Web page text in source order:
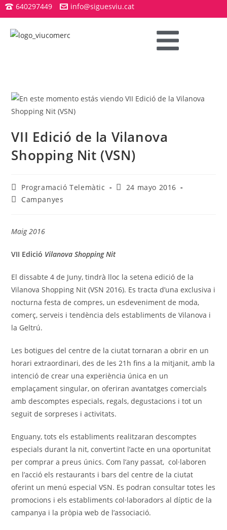
640297449 info@siguesviu.cat
VII Edició de la Vilanova
Shopping Nit (VSN)
Programació Telemàtic
24 mayo 2016
Campanyes
Maig 2016
VII Edició Vilanova Shopping Nit
El dissabte 4 de Juny, tindrà lloc la setena edició de la
Vilanova Shopping Nit (VSN 2016). Es tracta d’una exclusiva i
nocturna festa de compres, un esdeveniment de moda,
comerç, serveis i tendència dels establiments de Vilanova i
la Geltrú.
Les botigues del centre de la ciutat tornaran a obrir en un
horari extraordinari, des de les 21h fins a la mitjanit, amb la
intenció de crear una experiència única en un
emplaçament singular, on oferiran avantatges comercials
amb descomptes especials, regals, degustacions i tot un
seguit de sorpreses i activitats.
Enguany, tots els establiments realitzaran descomptes
especials durant la nit, convertint l’acte en una oportunitat
per comprar a preus únics. Com l’any passat, col·laboren
en l’acció els restaurants i bars del centre de la ciutat
oferint un menú especial VSN. Es podran consultar totes les
promocions i els establiments col·laboradors al díptic de la
campanya i la pròpia web de l’associació.